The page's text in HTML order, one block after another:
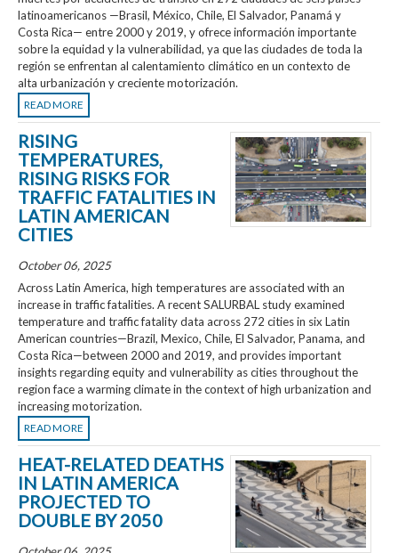
latinoamericanos —Brasil, México, Chile, El Salvador, Panamá y
Costa Rica— entre 2000 y 2019, y ofrece información importante
sobre la equidad y la vulnerabilidad, ya que las ciudades de toda la
región se enfrentan al calentamiento climático en un contexto de
alta urbanización y creciente motorización.
READ MORE
RISING
TEMPERATURES,
RISING RISKS FOR
TRAFFIC FATALITIES IN
LATIN AMERICAN
CITIES
October 06, 2025
Across Latin America, high temperatures are associated with an
increase in traffic fatalities. A recent SALURBAL study examined
temperature and traffic fatality data across 272 cities in six Latin
American countries—Brazil, Mexico, Chile, El Salvador, Panama, and
Costa Rica—between 2000 and 2019, and provides important
insights regarding equity and vulnerability as cities throughout the
region face a warming climate in the context of high urbanization and
increasing motorization.
READ MORE
HEAT-RELATED DEATHS
IN LATIN AMERICA
PROJECTED TO
DOUBLE BY 2050